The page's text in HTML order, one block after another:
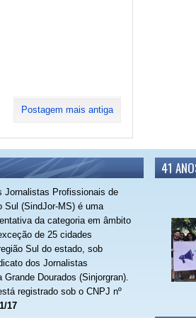
Postagem mais antiga
Jornalistas Profissionais de
Sul (SindJor-MS) é uma
da categoria em âmbito
de 25 cidades
Sul do estado, sob
dos Jornalistas
Dourados (Sinjorgran).
registrado sob o CNPJ nº
17
41